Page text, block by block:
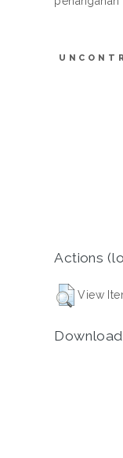
Actions
View